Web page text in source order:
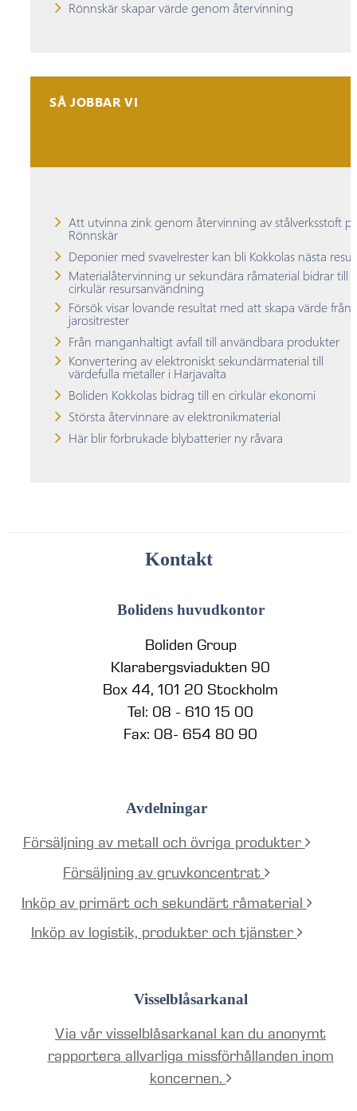
Rönnskär skapar värde genom återvinning
SÅ JOBBAR VI
Att utvinna zink genom återvinning av stålverksstoft
Rönnskär
Deponier med svavelrester kan bli Kokkolas nästa
Materialåtervinning ur sekundära råmaterial bidrar till
cirkulär resursanvändning
Försök visar lovande resultat med att skapa värde från
jarositrester
Från manganhaltigt avfall till användbara produkter
Konvertering av elektroniskt sekundärmaterial till
värdefulla metaller i Harjavalta
Boliden Kokkolas bidrag till en cirkulär ekonomi
Största återvinnare av elektronikmaterial
Här blir förbrukade blybatterier ny råvara
Kontakt
Bolidens huvudkontor
Boliden Group
Klarabergsviadukten 90
Box 44, 101 20 Stockholm
Tel: 08 - 610 15 00
Fax: 08- 654 80 90
Avdelningar
Försäljning av metall och övriga produkter
Försäljning av gruvkoncentrat
Inköp av primärt och sekundärt råmaterial
Inköp av logistik, produkter och tjänster
Visselblåsarkanal
Via vår visselblåsarkanal kan du anonymt
rapportera allvarliga missförhållanden inom
koncernen.